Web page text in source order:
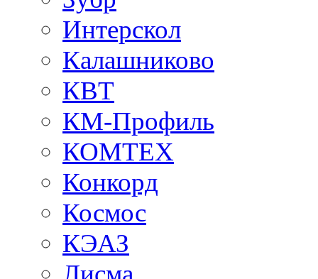
Интерскол
Калашниково
КВТ
КМ-Профиль
КОМТЕХ
Конкорд
Космос
КЭАЗ